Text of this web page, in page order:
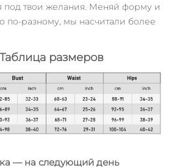
под твои желания. Меняй форму и
по-разному, мы насчитали более
Таблица размеров
— на следующий день